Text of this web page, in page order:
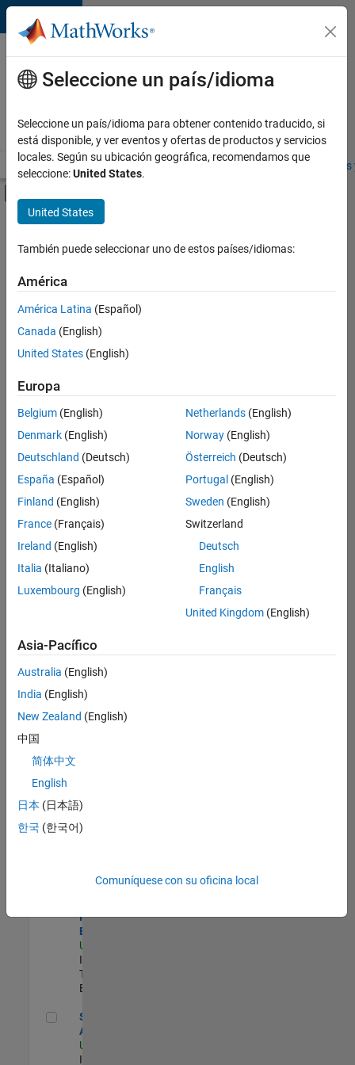
Saltar al contenido
Ofertas
de
empleo
MathWorks
Visión general Búsqueda de empleo Oficinas locales
Contenido principal
FILTRADO POR
Technical Writing
User Experience
Education Marketing
Product Marketing
Ordenar por
Guardar
empleos
seleccionados
No se
han
traducido
todos
los
empleos.
Busque
por
ubicación
todos
empleos
en su
zona.
Product Strategy Lead - Cloud & Ecosystem for Simulink
Ecosystem for
US-MA-Natick
Experimentado
IAM/AD
Engineer
US-MA-Natick
Information
Technology |
Experimentado
Senior CRM Analyst
Senior CRM
Analyst
US-MA-Natick
Information
Seleccione un país/idioma
Seleccione un país/idioma para obtener contenido traducido, si
está disponible, y ver eventos y ofertas de productos y servicios
locales. Según su ubicación geográfica, recomendamos que
seleccione:United States.
United States
También puede seleccionar uno de estos países/idiomas:
América
América Latina (Español)
Canada (English)
United States (English)
Europa
Belgium (English)
Denmark (English)
Deutschland (Deutsch)
España (Español)
Finland (English)
France (Français)
Ireland (English)
Italia (Italiano)
Luxembourg (English)
Netherlands(English)
Norway(English)
Österreich (Deutsch)
Portugal (English)
Sweden (English)
Switzerland
Deutsch
English
Français
United Kingdom(English)
Asia-Pacífico
Australia (English)
India (English)
New Zealand (English)
中国
简体中文
English
日本 (日本語)
한국 (한국어)
Comuníquese con su oficina local